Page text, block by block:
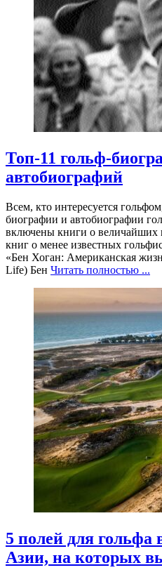
Топ-11 гольф-
автобиографий
Всем, кто интересуется
биографии и автобиографии
включены книги о величайших
книг о менее известных
«Бен Хоган: Американская
Life) Бен Читать полностью ...
5 полей для
Азии, на которых